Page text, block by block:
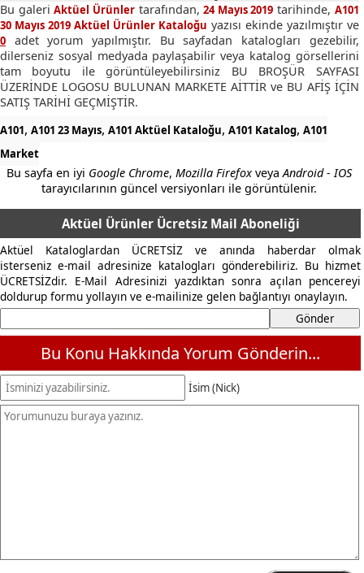
Bu galeriAktüel Ürünlertarafından,24 Mayıs 2019 tarihinde, A101
30 Mayıs 2019 Aktüel Ürünler Kataloğu yazısı ekinde yazılmıştır ve
0 adet yorum yapılmıştır. Bu sayfadan katalogları gezebilir,
dilerseniz sosyal medyada paylaşabilir veya katalog görsellerini
tam boyutu ile görüntüleyebilirsiniz BU BROŞÜR SAYFASI
ÜZERİNDE LOGOSU BULUNAN MARKETE AİTTİR ve BU AFİŞ İÇİN
SATIŞ TARİHİ GEÇMİŞTİR.
A101, A101 23 Mayıs, A101 Aktüel Kataloğu, A101 Katalog, A101
Market
Bu sayfa en iyi Google Chrome,Mozilla Firefox veyaAndroid - IOS
tarayıcılarının güncel versiyonları ile görüntülenir.
Aktüel Ürünler Ücretsiz Mail Aboneliği
Aktüel Kataloglardan ÜCRETSİZ ve anında haberdar olmak
isterseniz e-mail adresinize katalogları gönderebiliriz. Bu hizmet
ÜCRETSİZdir. E-Mail Adresinizi yazdıktan sonra açılan pencereyi
doldurup formu yollayın ve e-mailinize gelen bağlantıyı onaylayın.
Bu Konu Hakkında Yorum Gönderin...
İsim (Nick)